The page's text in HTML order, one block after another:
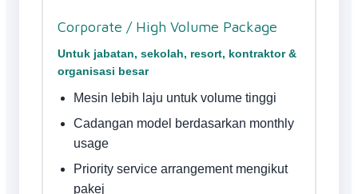
Corporate / High Volume Package
Untuk jabatan, sekolah, resort, kontraktor &
organisasi besar
Mesin lebih laju untuk volume tinggi
Cadangan model berdasarkan monthly
usage
Priority service arrangement mengikut
pakej